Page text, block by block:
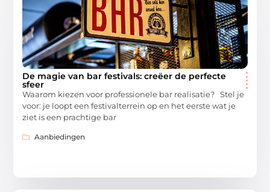
De magie van bar festivals: creëer de perfecte
sfeer
Waarom kiezen voor professionele bar realisatie? Stel je
voor: je loopt een festivalterrein op en het eerste wat je
ziet is een prachtige bar
Aanbiedingen